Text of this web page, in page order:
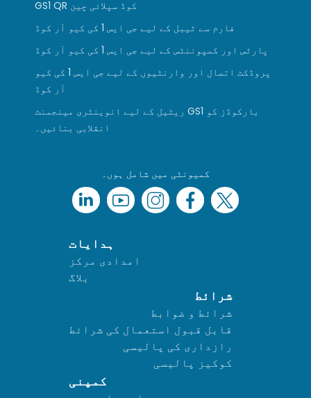
GS1 QR کوڈ سپلائی چین
فارم سے ٹیبل کے لیے جی ایس 1 کی کیو آر کوڈ
پارٹس اور کمپوننٹس کے لیے جی ایس 1 کی کیو آر کوڈ
پروڈکٹ اتصال اور وارنٹیوں کے لیے جی ایس 1 کی کیو
آر کوڈ
ریٹیل کے لیے انوینٹری مینجمنٹ GS1 بارکوڈز کو
انقلابی بنائیں۔
کمیونٹی میں شامل ہوں۔
ہدایات
امدادی مرکز
بلاگ
شرائط
شرائط و ضوابط
قابل قبول استعمال کی شرائط
رازداری کی پالیسی
کوکیز پالیسی
کمپنی